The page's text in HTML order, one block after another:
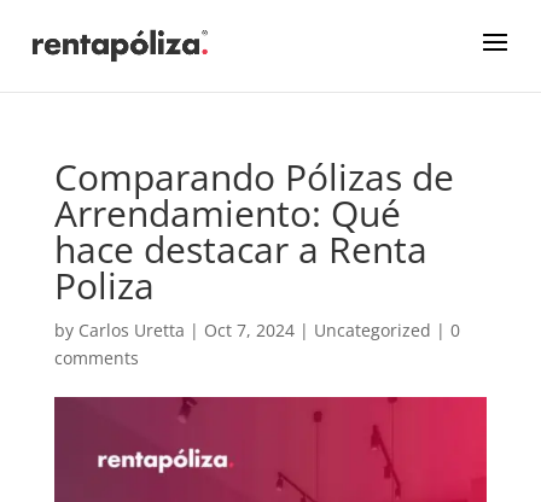
Comparando Pólizas de
Arrendamiento: Qué
hace destacar a Renta
Poliza
by Carlos Uretta | Oct 7, 2024| Uncategorized | 0
comments